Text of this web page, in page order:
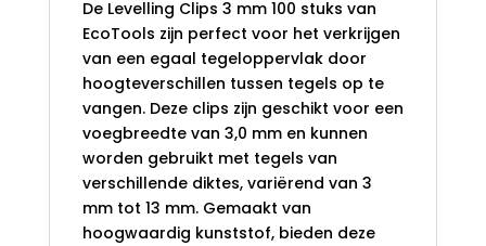
De Levelling Clips 3 mm 100 stuks van
EcoTools zijn perfect voor het verkrijgen
van een egaal tegeloppervlak door
hoogteverschillen tussen tegels op te
vangen. Deze clips zijn geschikt voor een
voegbreedte van 3,0 mm en kunnen
worden gebruikt met tegels van
verschillende diktes, variërend van 3
mm tot 13 mm. Gemaakt van
hoogwaardig kunststof, bieden deze